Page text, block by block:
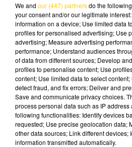
Lecture (4 min 6 sec)
9 avril 2025 - 4 min 6 sec
L'INFO DU LOT À
À 07H00
L'info du Lot à Cahors
We and our (447) partnersdo the
your consent and/or our legitimate
information on a device; Use limited data
profiles for personalised advertising; Use
advertising; Measure advertising
performance; Understand audiences
of data from different sources; Develop
profiles to personalise content; Use
content; Use limited data to select
detect fraud, and fix errors; Deliver and
Save and communicate privacy choices.
process personal data such as IP
following functionalities: Identify devices
requested; Use precise geolocation data;
other data sources; Link different devices;
information transmitted automatically.